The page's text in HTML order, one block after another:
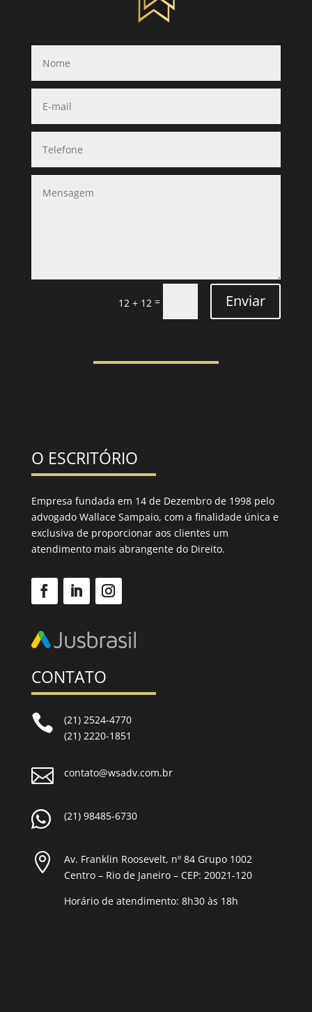
12 + 12 = Enviar
O ESCRITÓRIO
Empresa fundada em 14 de Dezembro de 1998 pelo
advogado Wallace Sampaio, com a finalidade única e
exclusiva de proporcionar aos clientes um
atendimento mais abrangente do Direito.
CONTATO

(21) 2524-4770
(21) 2220-1851
 contato@wsadv.com.br
 (21) 98485-6730

Av. Franklin Roosevelt, nº 84 Grupo 1002
Centro – Rio de Janeiro – CEP: 20021-120
Horário de atendimento: 8h30 às 18h